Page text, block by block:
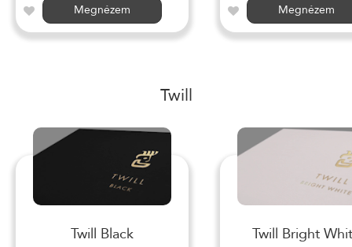
Megnézem
Megnézem
Twill
Twill Black Twill Bright